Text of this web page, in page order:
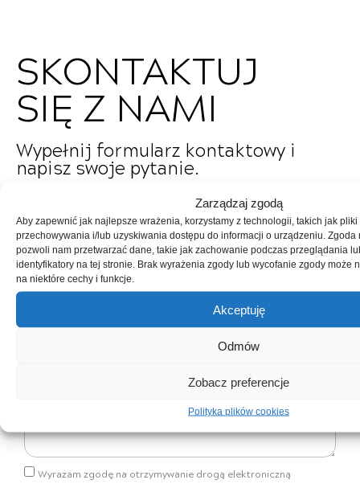
Zarządzaj zgodą
Aby zapewnić jak najlepsze wrażenia, korzystamy z technologii, takich jak
przechowywania i/lub uzyskiwania dostępu do informacji o urządzeniu. Zgoda
pozwoli nam przetwarzać dane, takie jak zachowanie podczas przeglądania
identyfikatory na tej stronie. Brak wyrażenia zgody lub wycofanie zgody może
na niektóre cechy i funkcje.
Akceptuję
Odmów
Zobacz preferencje
Polityka plików cookies
SKONTAKTUJ
SIĘ Z NAMI
Wypełnij formularz kontaktowy i
napisz swoje pytanie.
Nr Telefonu
Email
Wyrażam zgodę na otrzymywanie drogą elektroniczną